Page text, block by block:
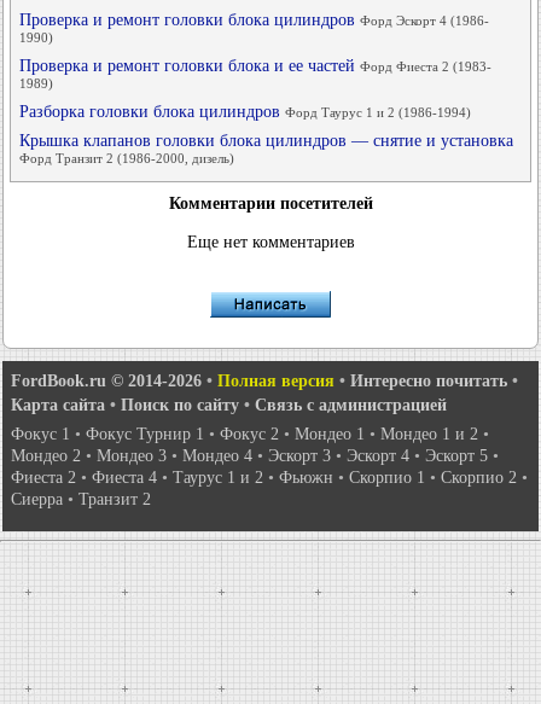
Проверка и ремонт головки блока цилиндров Форд Эскорт 4 (1986-
1990)
Проверка и ремонт головки блока и ее частей Форд Фиеста 2 (1983-
1989)
Разборка головки блока цилиндров Форд Таурус 1 и 2 (1986-1994)
Крышка клапанов головки блока цилиндров — снятие и установка
Форд Транзит 2 (1986-2000, дизель)
Комментарии посетителей
Еще нет комментариев
FordBook.ru © 2014-2026 • Полная версия • Интересно почитать •
Карта сайта • Поиск по сайту • Связь с администрацией
Фокус 1 • Фокус Турнир 1 • Фокус 2 • Мондео 1 • Мондео 1 и 2 •
Мондео 2 • Мондео 3 • Мондео 4 • Эскорт 3 • Эскорт 4 • Эскорт 5 •
Фиеста 2 • Фиеста 4 • Таурус 1 и 2 • Фьюжн • Скорпио 1 • Скорпио 2 •
Сиерра • Транзит 2